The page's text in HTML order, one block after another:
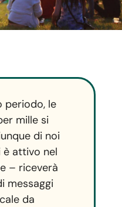
periodo, le
mille si
di noi
attivo nel
– riceverà
messaggi
da